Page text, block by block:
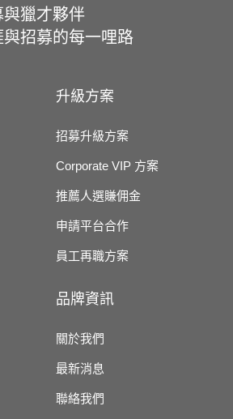
獵才夥伴
與招募的每一哩路
升級方案
招募升級方案
Corporate VIP 方案
推薦人選賺佣金
申請平台合作
員工再職方案
品牌資訊
關於我們
最新消息
聯絡我們